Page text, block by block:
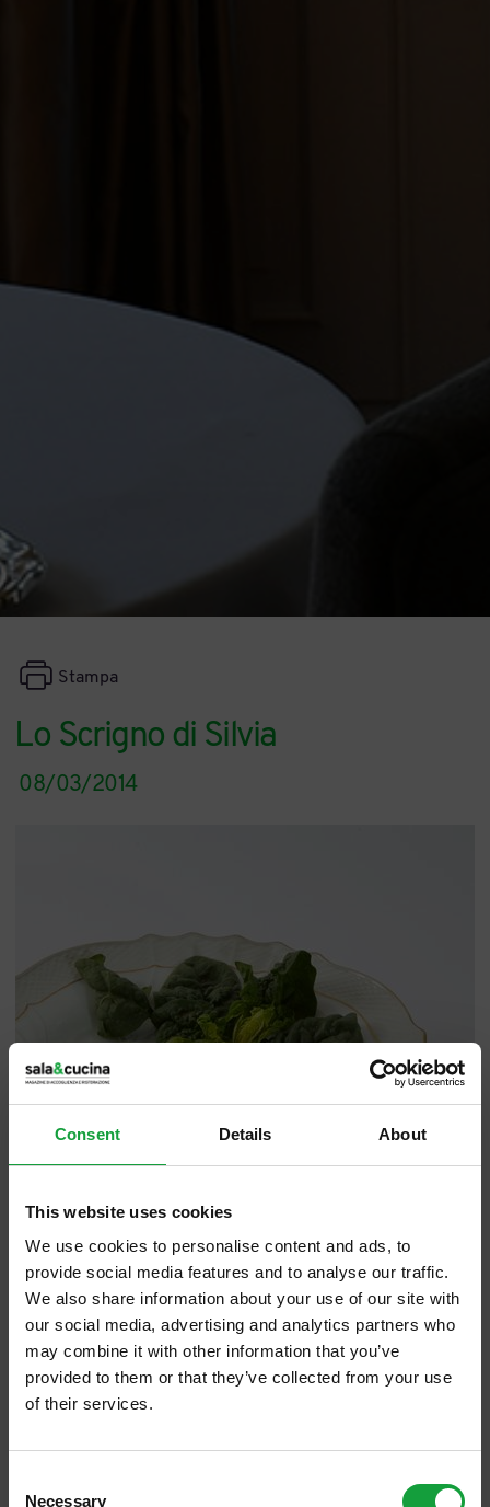
Consent Details About
This website uses cookies
We use cookies to personalise content and ads, to
provide social media features and to analyse our traffic.
We also share information about your use of our site with
our social media, advertising and analytics partners who
may combine it with other information that you’ve
provided to them or that they’ve collected from your use
of their services.
Necessary
Lo Scrigno di Silvia
Stampa
08/03/2014
Da donna a donna....Amor omnia Vincit(
nuovo successo( patate veronesi,
ISCRIVITI ALLA NEWSLETTER